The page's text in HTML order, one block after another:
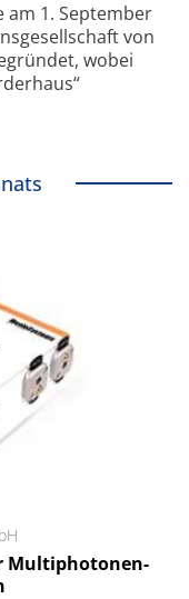
am 1. September
von
wobei
Multiphotonen-